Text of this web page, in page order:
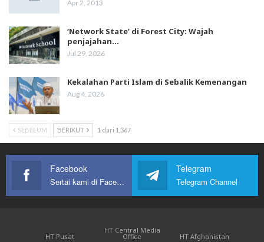
Apr 2, 2013
‘Network State’ di Forest City: Wajah
penjajahan…
Jul 29, 2026
Kekalahan Parti Islam di Sebalik Kemenangan
Aug 4, 2026
SEBELUM BERIKUT 1 dari 1,367
Facebook
Sertai kami di Facebook
Telegram
Telegram Channel
HT Pusat
HT Central Media
Office
HT Afghanistan